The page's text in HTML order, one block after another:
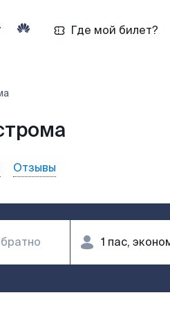
Где мой билет?
Отзывы